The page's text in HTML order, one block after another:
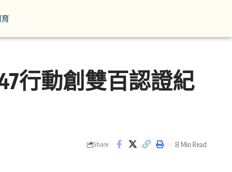
行動創雙百認證紀
Share 8 Min Read